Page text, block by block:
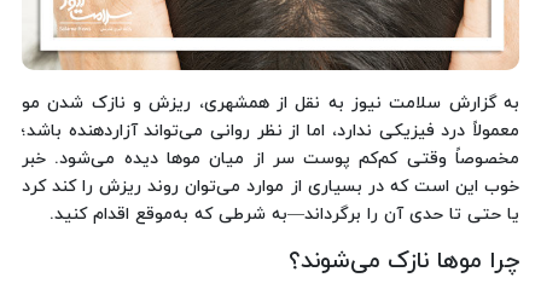
به گزارش سلامت نیوز به نقل از همشهری، ریزش و نازک شدن مو
معمولاً درد فیزیکی ندارد، اما از نظر روانی می‌تواند آزاردهنده باشد؛
مخصوصاً وقتی کم‌کم پوست سر از میان موها دیده می‌شود. خبر
خوب این است که در بسیاری از موارد می‌توان روند ریزش را کند کرد
یا حتی تا حدی آن را برگرداند—به شرطی که به‌موقع اقدام کنید.
چرا موها نازک می‌شوند؟